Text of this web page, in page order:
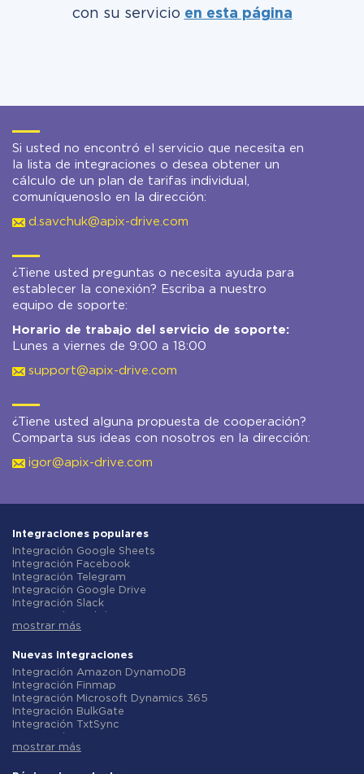
con su servicio en esta página
Si usted no encontró el servicio que necesita en
la lista de integraciones o desea obtener un
cálculo de un plan de tarifas individual,
comuníquenoslo en la dirección:
d.savchuk@apix-drive.com
¿Tiene usted preguntas o necesita ayuda para
establecer la conexión? Escriba a nuestro
equipo de soporte:
Horario de trabajo del servicio de soporte:
Lunes a viernes de 9:00 a 18:00
support@apix-drive.com
¿Tiene usted alguna propuesta de cooperación?
Comparta sus ideas con nosotros en la dirección:
igor@apix-drive.com
Integraciones populares
Integración Google Sheets
Integración Facebook
Integración Telegram
Integración Google Drive
Integración Slack
Integración Gmail
Integración ClickUp
Integración Airtable
Integración Google Contacts
Integración OpenAI (ChatGPT)
Integración Instagram
Integración ActiveCampaign
Integración Typeform
Integración Salesforce CRM
mostrar más
Nuevas integraciones
Integración Amazon DynamoDB
Integración Finmap
Integración Microsoft Dynamics 365
Integración BulkGate
Integración TxtSync
Integración Corezoid
mostrar más